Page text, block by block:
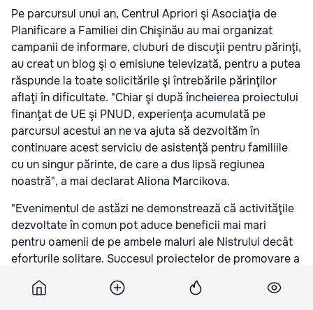
Pe parcursul unui an, Centrul Apriori şi Asociaţia de
Planificare a Familiei din Chişinău au mai organizat
campanii de informare, cluburi de discuţii pentru părinţi,
au creat un blog şi o emisiune televizată, pentru a putea
răspunde la toate solicitările şi întrebările părinţilor
aflaţi în dificultate. "Chiar şi după încheierea proiectului
finanţat de UE şi PNUD, experienţa acumulată pe
parcursul acestui an ne va ajuta să dezvoltăm în
continuare acest serviciu de asistenţă pentru familiile
cu un singur părinte, de care a dus lipsă regiunea
noastră", a mai declarat Aliona Marcikova.
"Evenimentul de astăzi ne demonstrează că activităţile
dezvoltate în comun pot aduce beneficii mai mari
pentru oamenii de pe ambele maluri ale Nistrului decât
eforturile solitare. Succesul proiectelor de promovare a
faptului că toate activităţile sunt identificate şi